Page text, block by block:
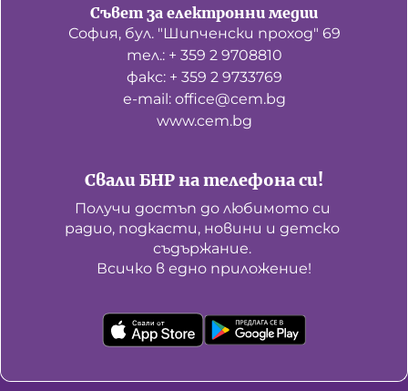
Свали БНР на телефона си!
Получи достъп до любимото си
радио, подкасти, новини и детско
съдържание.
Всичко в едно приложение!
Съвет за електронни медии
София, бул. "Шипченски проход" 69
тел.: + 359 2 9708810
факс: + 359 2 9733769
е-mail: office@cem.bg
www.cem.bg